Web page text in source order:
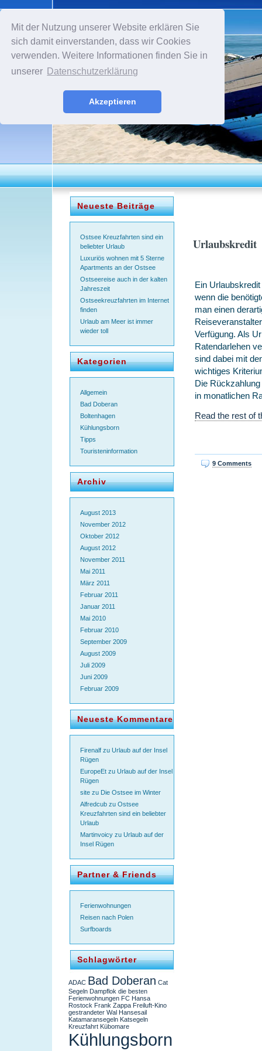
Mit der Nutzung unserer Website erklären Sie
sich damit einverstanden, dass wir Cookies
verwenden. Weitere Informationen finden Sie in
unserer Datenschutzerklärung
Akzeptieren
Neueste Beiträge
Ostsee Kreuzfahrten sind ein
beliebter Urlaub
Luxuriös wohnen mit 5 Sterne
Apartments an der Ostsee
Ostseereise auch in der kalten
Jahreszeit
Ostseekreuzfahrten im Internet
finden
Urlaub am Meer ist immer
wieder toll
Kategorien
Allgemein
Bad Doberan
Boltenhagen
Kühlungsborn
Tipps
Touristeninformation
Archiv
August 2013
November 2012
Oktober 2012
August 2012
November 2011
Mai 2011
März 2011
Februar 2011
Januar 2011
Mai 2010
Februar 2010
September 2009
August 2009
Juli 2009
Juni 2009
Februar 2009
Neueste Kommentare
Firenalf zu Urlaub auf der Insel
Rügen
EuropeEt zu Urlaub auf der Insel
Rügen
site zu Die Ostsee im Winter
Alfredcub zu Ostsee
Kreuzfahrten sind ein beliebter
Urlaub
Martinvoicy zu Urlaub auf der
Insel Rügen
Partner & Friends
Ferienwohnungen
Reisen nach Polen
Surfboards
Schlagwörter
ADAC Bad Doberan Cat
Segeln Dampflok die besten
Ferienwohnungen FC Hansa
Rostock Frank Zappa Freiluft-Kino
gestrandeter Wal Hansesail
Katamaransegeln Katsegeln
Kreuzfahrt Kübomare
Kühlungsborn
Urlaubskredit
Ein
wenn die
man einen
Verfügung. Als
Ratendarlehen
sind dabei mit
wichtiges
Die
in monatlichen
Read the rest of
9 Comments